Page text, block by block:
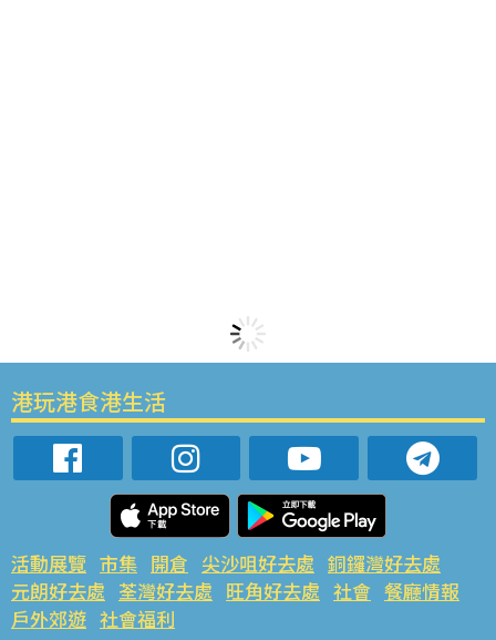
港玩港食港生活
活動展覽 市集 開倉 尖沙咀好去處 銅鑼灣好去處
元朗好去處 荃灣好去處 旺角好去處 社會 餐廳情報
戶外郊遊 社會福利